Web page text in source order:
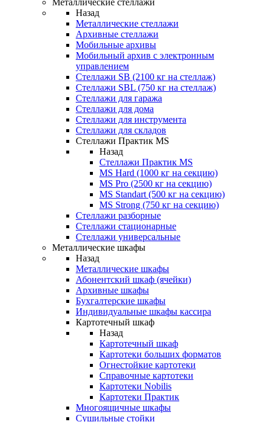
Металлические стеллажи
Назад
Металлические стеллажи
Архивные стеллажи
Мобильные архивы
Мобильный архив с электронным
управлением
Стеллажи SB (2100 кг на стеллаж)
Стеллажи SBL (750 кг на стеллаж)
Стеллажи для гаража
Стеллажи для дома
Стеллажи для инструмента
Стеллажи для складов
Стеллажи Практик MS
Назад
Стеллажи Практик MS
MS Hard (1000 кг на секцию)
MS Pro (2500 кг на секцию)
MS Standart (500 кг на секцию)
MS Strong (750 кг на секцию)
Стеллажи разборные
Стеллажи стационарные
Стеллажи универсальные
Металлические шкафы
Назад
Металлические шкафы
Абонентский шкаф (ячейки)
Архивные шкафы
Бухгалтерские шкафы
Индивидуальные шкафы кассира
Картотечный шкаф
Назад
Картотечный шкаф
Картотеки больших форматов
Огнестойкие картотеки
Справочные картотеки
Картотеки Nobilis
Картотеки Практик
Многоящичные шкафы
Сушильные стойки